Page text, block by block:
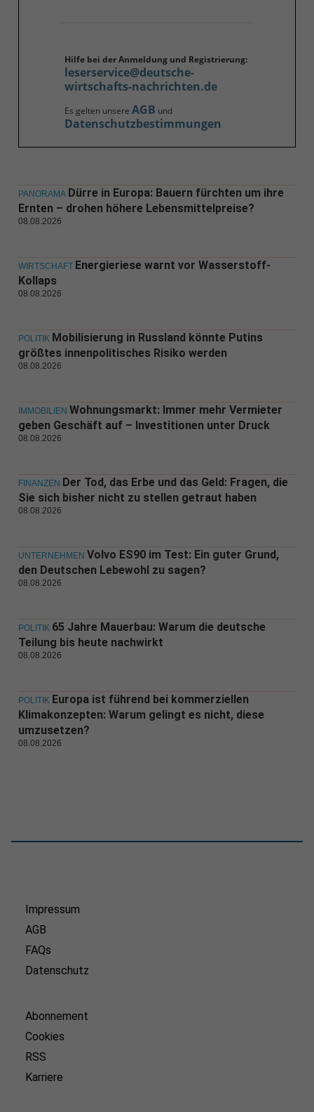
Hilfe bei der Anmeldung und Registrierung:
leserservice@deutsche-
wirtschafts-nachrichten.de
Es gelten unsere AGB und
Datenschutzbestimmungen
PANORAMA Dürre in Europa: Bauern fürchten um ihre
Ernten – drohen höhere Lebensmittelpreise?
08.08.2026
WIRTSCHAFT Energieriese warnt vor Wasserstoff-
Kollaps
08.08.2026
POLITIK Mobilisierung in Russland könnte Putins
größtes innenpolitisches Risiko werden
08.08.2026
IMMOBILIEN Wohnungsmarkt: Immer mehr Vermieter
geben Geschäft auf – Investitionen unter Druck
08.08.2026
FINANZEN Der Tod, das Erbe und das Geld: Fragen, die
Sie sich bisher nicht zu stellen getraut haben
08.08.2026
UNTERNEHMEN Volvo ES90 im Test: Ein guter Grund,
den Deutschen Lebewohl zu sagen?
08.08.2026
POLITIK 65 Jahre Mauerbau: Warum die deutsche
Teilung bis heute nachwirkt
08.08.2026
POLITIK Europa ist führend bei kommerziellen
Klimakonzepten: Warum gelingt es nicht, diese
umzusetzen?
08.08.2026
Impressum
AGB
FAQs
Datenschutz
Abonnement
Cookies
RSS
Karriere